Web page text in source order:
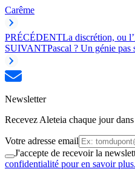
Carême
PRÉCÉDENTLa discrétion, ou
SUIVANTPascal ? Un génie pas
Newsletter
Recevez Aleteia chaque jour
Votre adresse email
J'accepte de recevoir la
confidentialité pour en savoir plus.